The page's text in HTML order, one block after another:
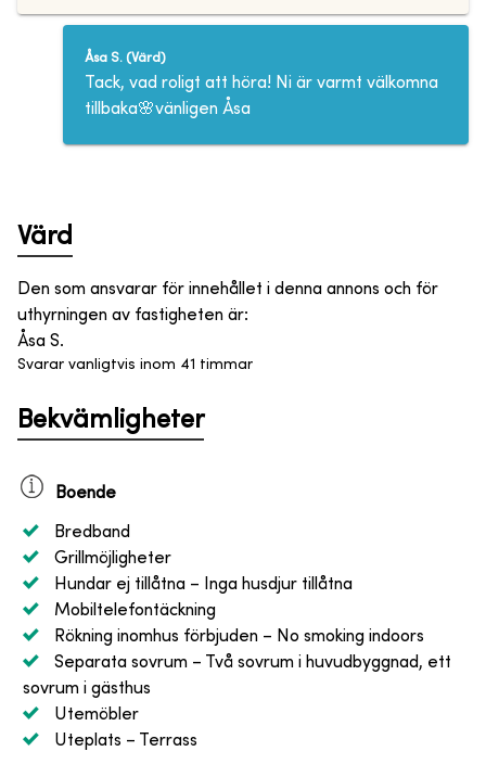
Åsa S.(Värd )
Tack, vad roligt att höra! Ni är varmt välkomna
tillbaka🌸vänligen Åsa
Värd
Den som ansvarar för innehållet i denna annons och för
uthyrningen av fastigheten är:
Åsa S.
Svarar vanligtvis inom 41 timmar
Bekvämligheter
Boende
Bredband
Grillmöjligheter
Hundar ej tillåtna – Inga husdjur tillåtna
Mobiltelefontäckning
Rökning inomhus förbjuden – No smoking indoors
Separata sovrum – Två sovrum i huvudbyggnad, ett
sovrum i gästhus
Utemöbler
Uteplats – Terrass